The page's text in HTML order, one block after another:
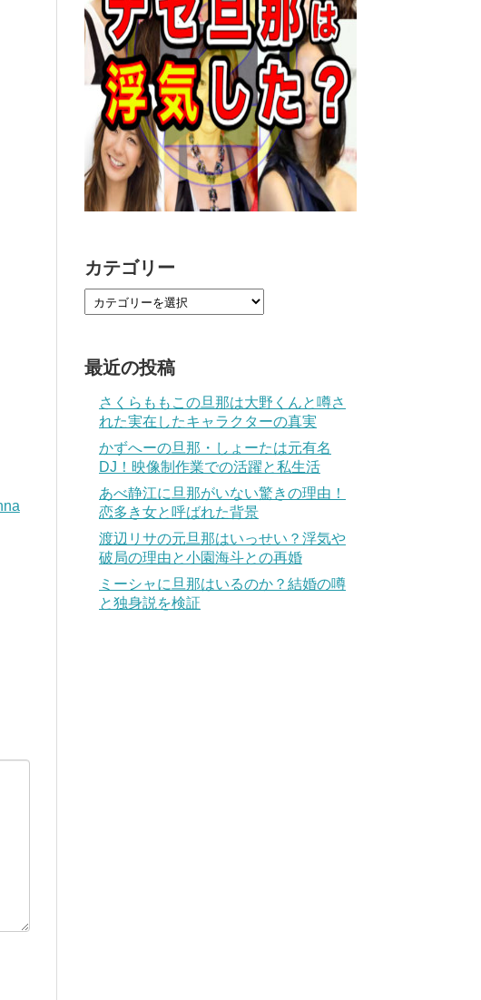
カテゴリー
最近の投稿
さくらももこの旦那は大野くんと噂さ
れた実在したキャラクターの真実
かずへーの旦那・しょーたは元有名
DJ！映像制作業での活躍と私生活
あべ静江に旦那がいない驚きの理由！
恋多き女と呼ばれた背景
渡辺リサの元旦那はいっせい？浮気や
破局の理由と小園海斗との再婚
ミーシャに旦那はいるのか？結婚の噂
と独身説を検証